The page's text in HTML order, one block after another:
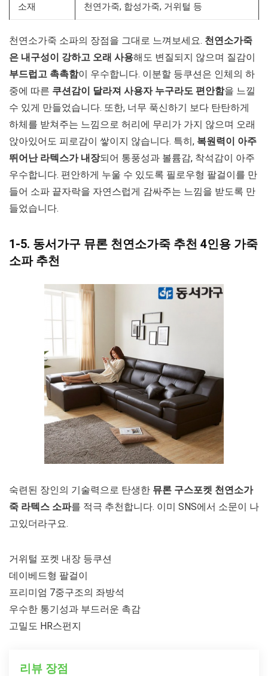
소재 천연가죽, 합성가죽, 거위털 등
천연소가죽 소파의 장점을 그대로 느껴보세요. 천연소가죽
은 내구성이 강하고 오래 사용해도 변질되지 않으며 질감이
부드럽고 촉촉함이 우수합니다. 이분할 등쿠션은 인체의 하
중에 따른 쿠션감이 달라져 사용자 누구라도 편안함을 느낄
수 있게 만들었습니다. 또한, 너무 푹신하기 보다 탄탄하게
하체를 받쳐주는 느낌으로 허리에 무리가 가지 않으며 오래
앉아있어도 피로감이 쌓이지 않습니다. 특히, 복원력이 아주
뛰어난 라텍스가 내장되어 통풍성과 볼륨감, 착석감이 아주
우수합니다. 편안하게 누울 수 있도록 필로우형 팔걸이를 만
들어 소파 끝자락을 자연스럽게 감싸주는 느낌을 받도록 만
들었습니다.
1-5. 동서가구 뮤론 천연소가죽 추천 4인용 가죽
소파 추천
숙련된 장인의 기술력으로 탄생한 뮤론 구스포켓 천연소가
죽 라텍스 소파를 적극 추천합니다. 이미 SNS에서 소문이 나
고있더라구요.
거위털 포켓 내장 등쿠션
데이베드형 팔걸이
프리미엄 7중구조의 좌방석
우수한 통기성과 부드러운 촉감
고밀도 HR스펀지
리뷰 장점